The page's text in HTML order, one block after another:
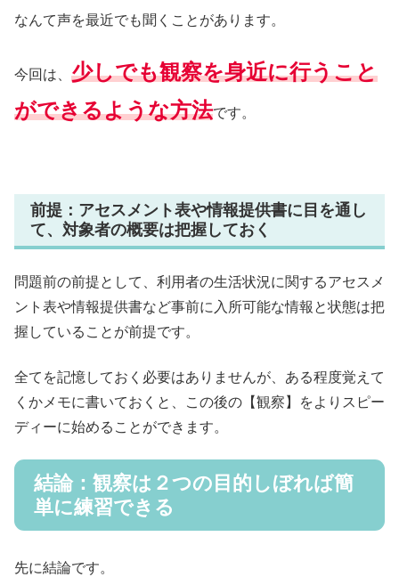
なんて声を最近でも聞くことがあります。
今回は、 少しでも観察を身近に行うこと
ができるような方法です。
前提：アセスメント表や情報提供書に目を通し
て、対象者の概要は把握しておく
問題前の前提として、利用者の生活状況に関するアセスメ
ント表や情報提供書など事前に入所可能な情報と状態は把
握していることが前提です。
全てを記憶しておく必要はありませんが、ある程度覚えて
くかメモに書いておくと、この後の【観察】をよりスピー
ディーに始めることができます。
結論：観察は２つの目的しぼれば簡
単に練習できる
先に結論です。